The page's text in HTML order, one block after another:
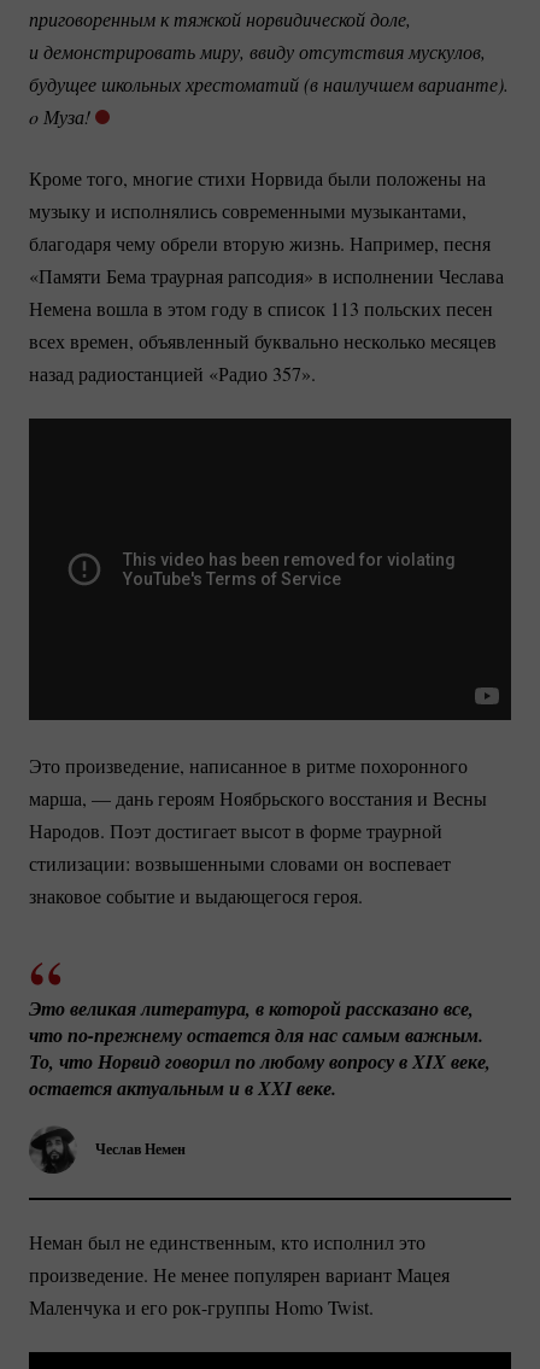
приговоренным к тяжкой норвидической доле,
и демонстрировать миру, ввиду отсутствия мускулов,
будущее школьных хрестоматий (в наилучшем варианте).
o Муза!
Кроме того, многие стихи Норвида были положены на
музыку и исполнялись современными музыкантами,
благодаря чему обрели вторую жизнь. Например, песня
«Памяти Бема траурная рапсодия» в исполнении Чеслава
Немена вошла в этом году в список 113 польских песен
всех времен, объявленный буквально несколько месяцев
назад радиостанцией «Радио 357».
Это произведение, написанное в ритме похоронного
марша, — дань героям Ноябрьского восстания и Весны
Народов. Поэт достигает высот в форме траурной
стилизации: возвышенными словами он воспевает
знаковое событие и выдающегося героя.
Чеслав Немен
Это великая литература, в которой рассказано все,
что по-прежнему остается для нас самым важным.
То, что Норвид говорил по любому вопросу в XIX веке,
остается актуальным и в XXI веке.
Неман был не единственным, кто исполнил это
произведение. Не менее популярен вариант Мацея
Маленчука и его рок-группы Homo Twist.